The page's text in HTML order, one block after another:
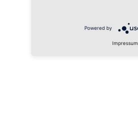
Powered by
Impressum